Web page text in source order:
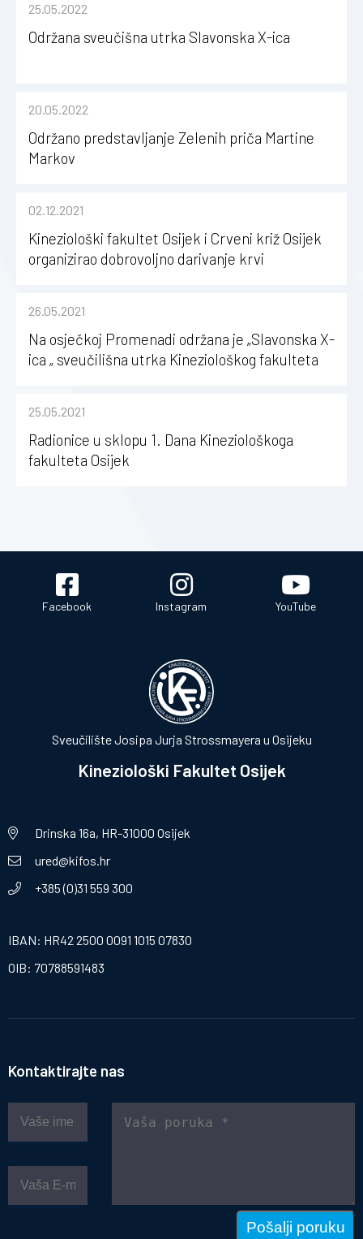
25.05.2022
Održana sveučišna utrka Slavonska X-ica
20.05.2022
Održano predstavljanje Zelenih priča Martine
Markov
02.12.2021
Kineziološki fakultet Osijek i Crveni križ Osijek
organizirao dobrovoljno darivanje krvi
26.05.2021
Na osječkoj Promenadi održana je „Slavonska X-
ica „ sveučilišna utrka Kineziološkog fakulteta
25.05.2021
Radionice u sklopu 1. Dana Kineziološkoga
fakulteta Osijek
Facebook Instagram YouTube
Sveučilište Josipa Jurja Strossmayera u Osijeku
Kineziološki Fakultet Osijek
Drinska 16a, HR-31000 Osijek
ured@kifos.hr
+385 (0)31 559 300
IBAN: HR42 2500 0091 1015 07830
OIB: 70788591483
Kontaktirajte nas
Pošalji poruku